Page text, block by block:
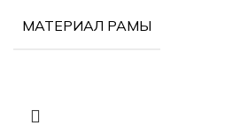
МАТЕРИАЛ РАМЫ